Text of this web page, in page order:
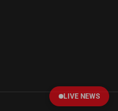
LIVE NEWS